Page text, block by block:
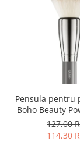
Pensula pentru
Boho Beauty
127,00
114,30